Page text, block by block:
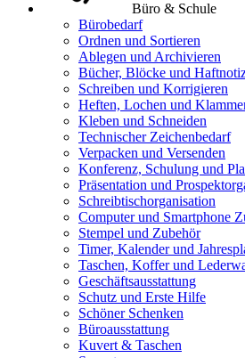
Büro & Schule
Bürobedarf
Ordnen und Sortieren
Ablegen und Archivieren
Bücher, Blöcke und
Schreiben und Korrigieren
Heften, Lochen und
Kleben und Schneiden
Technischer Zeichenbedarf
Verpacken und Versenden
Konferenz, Schulung und
Präsentation und
Schreibtischorganisation
Computer und Smartphone
Stempel und Zubehör
Timer, Kalender und
Taschen, Koffer und
Geschäftsausstattung
Schutz und Erste Hilfe
Schöner Schenken
Büroausstattung
Kuvert & Taschen